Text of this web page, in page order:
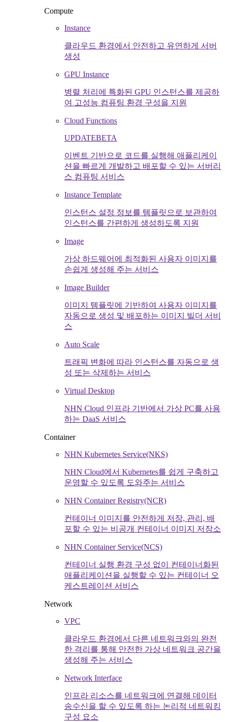
Compute
Instance
클라우드 환경에서 안전하고 유연하게 서버
생성
GPU Instance
병렬 처리에 특화된 GPU 인스턴스를 제공하
여 고성능 컴퓨팅 환경 구성을 지원
Cloud Functions
UPDATEBETA
이벤트 기반으로 코드를 실행해 애플리케이
션을 빠르게 개발하고 배포할 수 있는 서버리
스 컴퓨팅 서비스
Instance Template
인스턴스 설정 정보를 템플릿으로 보관하여
인스턴스를 간편하게 생성하도록 지원
Image
가상 하드웨어에 최적화된 사용자 이미지를
손쉽게 생성해 주는 서비스
Image Builder
이미지 템플릿에 기반하여 사용자 이미지를
자동으로 생성 및 배포하는 이미지 빌더 서비
스
Auto Scale
트래픽 변화에 따라 인스턴스를 자동으로 생
성 또는 삭제하는 서비스
Virtual Desktop
NHN Cloud 인프라 기반에서 가상 PC를 사용
하는 DaaS 서비스
Container
NHN Kubernetes Service(NKS)
NHN Cloud에서 Kubernetes를 쉽게 구축하고
운영할 수 있도록 도와주는 서비스
NHN Container Registry(NCR)
컨테이너 이미지를 안전하게 저장, 관리, 배
포할 수 있는 비공개 컨테이너 이미지 저장소
NHN Container Service(NCS)
컨테이너 실행 환경 구성 없이 컨테이너화된
애플리케이션을 실행할 수 있는 컨테이너 오
케스트레이션 서비스
Network
VPC
클라우드 환경에서 다른 네트워크와의 완전
한 격리를 통해 안전한 가상 네트워크 공간을
생성해 주는 서비스
Network Interface
인프라 리소스를 네트워크에 연결해 데이터
송수신을 할 수 있도록 하는 논리적 네트워킹
구성 요소